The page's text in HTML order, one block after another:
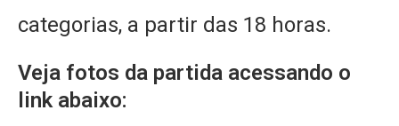
categorias, a partir das 18 horas.
Veja fotos da partida acessando o
link abaixo: